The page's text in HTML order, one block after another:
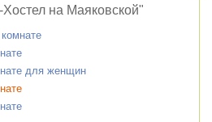
на Маяковской"
для женщин